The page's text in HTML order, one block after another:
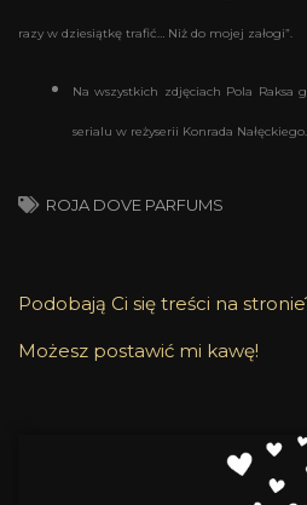
razy w dziesiątkę trafić… Niż do mojej załogi”.
Na wszystkich zdjęciach Pola Raksa
serialu w reżyserii Konrada Nałęckiego.
ROJA DOVE PARFUMS
Podobają Ci się treści na
Możesz postawić mi kawę!